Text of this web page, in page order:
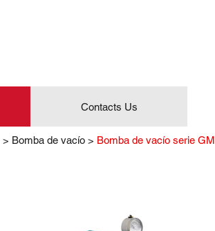
Contacts Us
> Bomba de vacío > Bomba de vacío serie GM